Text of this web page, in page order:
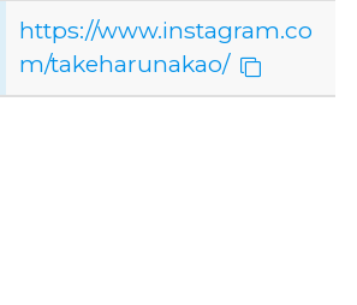
https://www.instagram.co
m/takeharunakao/